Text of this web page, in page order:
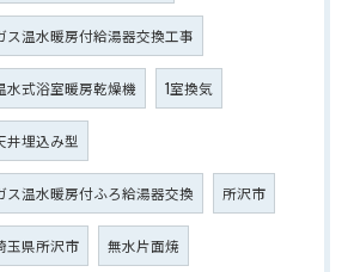
ス温水暖房付給湯器交換工事
水式浴室暖房乾燥機 1室換気
井埋込み型
ス温水暖房付ふろ給湯器交換 所沢市
玉県所沢市 無水片面焼